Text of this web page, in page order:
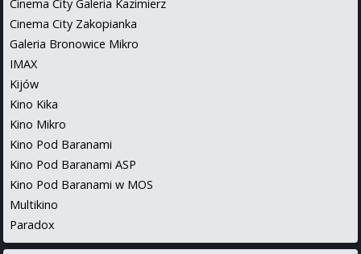
Cinema City Galeria Kazimierz
Cinema City Zakopianka
Galeria Bronowice Mikro
IMAX
Kijów
Kino Kika
Kino Mikro
Kino Pod Baranami
Kino Pod Baranami ASP
Kino Pod Baranami w MOS
Multikino
Paradox